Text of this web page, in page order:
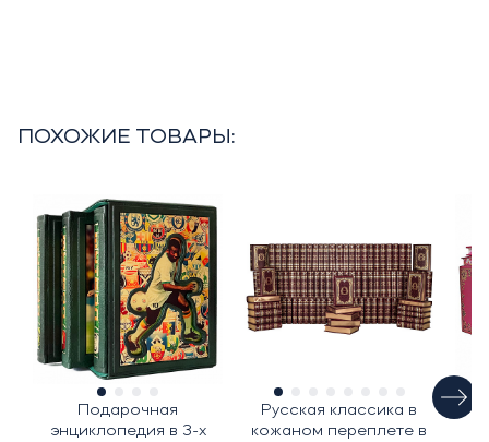
ПОХОЖИЕ ТОВАРЫ:
Подарочная
энциклопедия в 3-х
Русская классика в
кожаном переплете в